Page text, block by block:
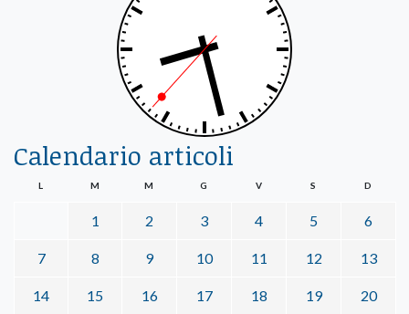
Calendario articoli
L M M G V S D
1 2 3 4 5 6
7 8 9 10 11 12 13
14 15 16 17 18 19 20